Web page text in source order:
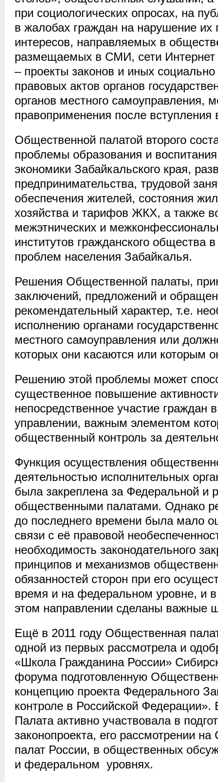
при социологических опросах, на
в жалобах граждан на нарушение их
интересов, направляемых в
размещаемых в СМИ, сети Интернет
– проекты законов и иных
правовых актов органов
органов местного самоуправления,
правоприменения после вступления
Общественной палатой второго
проблемы образования и
экономики Забайкальского края,
предпринимательства, трудовой
обеспечения жителей, состояния
хозяйства и тарифов ЖКХ, а также
межэтнических и
институтов гражданского общества
проблем населения Забайкалья.
Решения Общественной палаты,
заключений, предложений и
рекомендательный характер, т.е.
исполнению органами
местного самоуправления или
которых они касаются или которым
Решению этой проблемы может
существенное повышение
непосредственное участие граждан
управлении, важным элементом
общественный контроль за
Функция осуществления
деятельностью исполнительных
была закреплена за Федеральной и
общественными палатами. Однако
до последнего времени была мало
связи с её правовой
необходимость законодательного
принципов и механизмов
обязанностей сторон при его
время и на федеральном уровне, и
этом направлении сделаны важные
Ещё в 2011 году Общественная
одной из первых рассмотрела и
«Школа Гражданина России»
форума подготовленную
концепцию проекта Федерального
контроле в Российской
Палата активно участвовала в
законопроекта, его рассмотрении
палат России, в общественных
и федеральном уровнях.